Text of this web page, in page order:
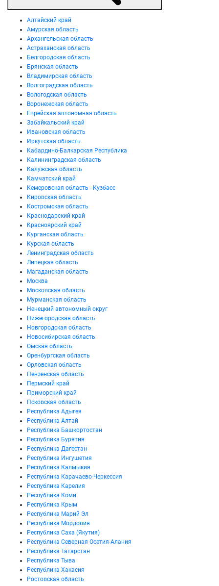
Алтайский край
Амурская область
Архангельская область
Астраханская область
Белгородская область
Брянская область
Владимирская область
Волгоградская область
Вологодская область
Воронежская область
Еврейская автономная область
Забайкальский край
Ивановская область
Иркутская область
Кабардино-Балкарская Республика
Калининградская область
Калужская область
Камчатский край
Кемеровская область - Кузбасс
Кировская область
Костромская область
Краснодарский край
Красноярский край
Курганская область
Курская область
Ленинградская область
Липецкая область
Магаданская область
Москва
Московская область
Мурманская область
Ненецкий автономный округ
Нижегородская область
Новгородская область
Новосибирская область
Омская область
Оренбургская область
Орловская область
Пензенская область
Пермский край
Приморский край
Псковская область
Республика Адыгея
Республика Алтай
Республика Башкортостан
Республика Бурятия
Республика Дагестан
Республика Ингушетия
Республика Калмыкия
Республика Карачаево-Черкессия
Республика Карелия
Республика Коми
Республика Крым
Республика Марий Эл
Республика Мордовия
Республика Саха (Якутия)
Республика Северная Осетия-Алания
Республика Татарстан
Республика Тыва
Республика Хакасия
Ростовская область